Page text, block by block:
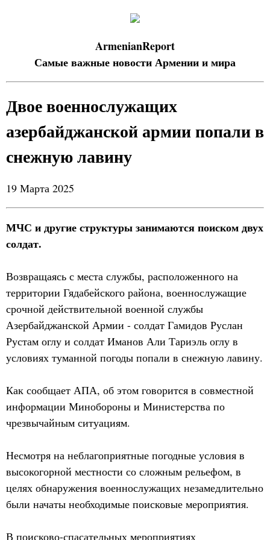
ArmenianReport
Самые важные новости Армении и мира
Двое военнослужащих
азербайджанской армии попали в
снежную лавину
19 Марта 2025
МЧС и другие структуры занимаются поиском двух
солдат.
Возвращаясь с места службы, расположенного на
территории Гядабейского района, военнослужащие
срочной действительной военной службы
Азербайджанской Армии - солдат Гамидов Руслан
Рустам оглу и солдат Иманов Али Тариэль оглу в
условиях туманной погоды попали в снежную лавину.
Как сообщает АПА, об этом говорится в совместной
информации Минобороны и Министерства по
чрезвычайным ситуациям.
Несмотря на неблагоприятные погодные условия в
высокогорной местности со сложным рельефом, в
целях обнаружения военнослужащих незамедлительно
были начаты необходимые поисковые мероприятия.
В поисково-спасательных мероприятиях